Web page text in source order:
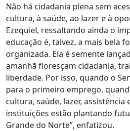
Não há cidadania plena sem
cultura, à saúde, ao lazer e à
Ezequiel, ressaltando ainda o
educação é, talvez, a mais bela
organizada. Ela é semente
amanhã floresçam cidadania,
liberdade. Por isso, quando o
para o primeiro emprego,
cultura, saúde, lazer, assistência
instituições estão plantando
Grande do Norte”, enfatizou.